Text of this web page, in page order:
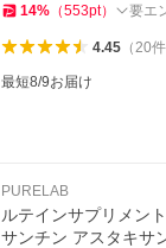
14% （553pt） 要エ
4.45（ 20件
最短8/9お届け
PURELAB
ルテインサプリメン
サンチン アスタキサ